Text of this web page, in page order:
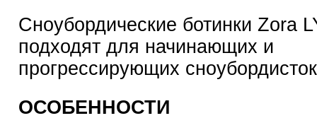
Сноубордические ботинки Zora
подходят для начинающих и
прогрессирующих
ОСОБЕННОСТИ